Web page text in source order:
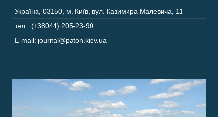
Україна 03150 м. Київ, вул. Казимира Малевича, 11
тел.: (+38044) 205-23-90
E-mail: journal@paton.kiev.ua